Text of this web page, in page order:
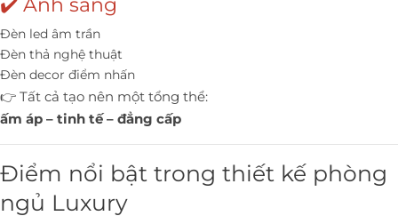
✔️ Ánh sáng
Đèn led âm trần
Đèn thả nghệ thuật
Đèn decor điểm nhấn
👉 Tất cả tạo nên một tổng thể:
ấm áp – tinh tế – đẳng cấp
Điểm nổi bật trong thiết kế phòng
ngủ Luxury